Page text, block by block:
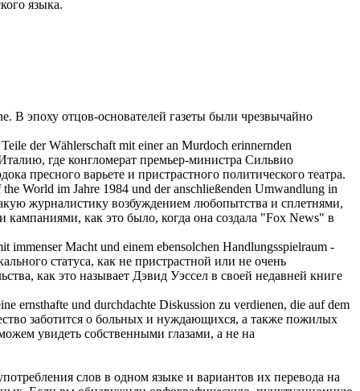
языка.
В эпоху отцов-основателей газеты были чрезвычайно
der Wählerschaft mit einer an Murdoch erinnernden
где конгломерат премьер-министра Сильвио
пресного варьете и пристрастного политического театра.
World im Jahre 1984 und der anschließenden Umwandlung in
журналистику возбуждением любопытства и сплетнями,
кампаниями, как это было, когда она создала "Fox News" в
immenser Macht und einem ebensolchen Handlungsspielraum -
статуса, как не пристрастной или не очень
как это называет Дэвид Уэссел в своей недавней книге
ernsthafte und durchdachte Diskussion zu verdienen, die auf dem
заботится о больных и нуждающихся, а также пожилых
увидеть собственными глазами, а не на
слов в одном языке и вариантов их перевода на